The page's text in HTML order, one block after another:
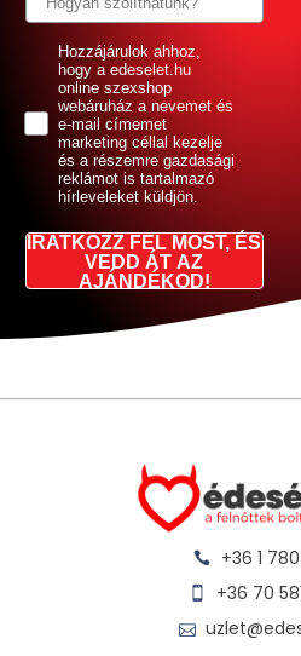
GDPRHozzájárulok ahhoz,
hogy a edeselet.hu
online szexshop
webáruház a nevemet és
e-mail címemet
marketing céllal kezelje
és a részemre gazdasági
reklámot is tartalmazó
hírleveleket küldjön.
IRATKOZZ FEL MOST, ÉS
VEDD ÁT AZ
AJÁNDÉKOD!
+36 1
+36 70